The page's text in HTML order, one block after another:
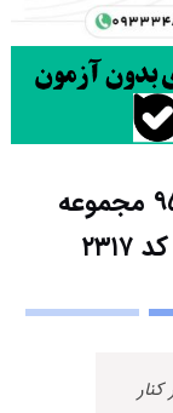
دانلود سؤالات آزمون دکتری ۹۵ مجموعه